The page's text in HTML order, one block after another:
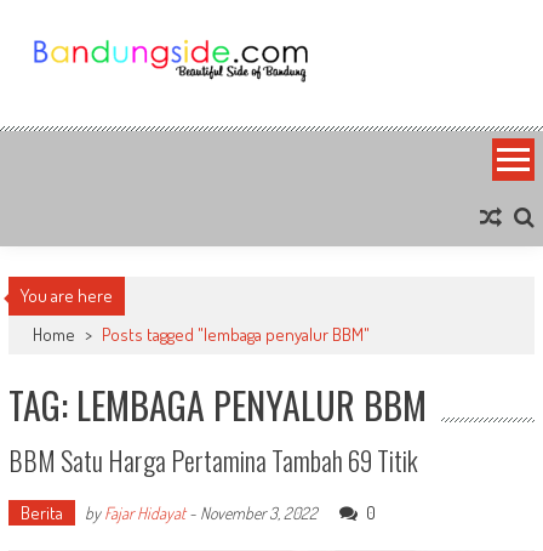
content
Bandung Side
You are here
Home > Posts tagged "lembaga penyalur BBM"
TAG: LEMBAGA PENYALUR BBM
BBM Satu Harga Pertamina Tambah 69 Titik
Berita byFajar Hidayat- November 3, 2022 0